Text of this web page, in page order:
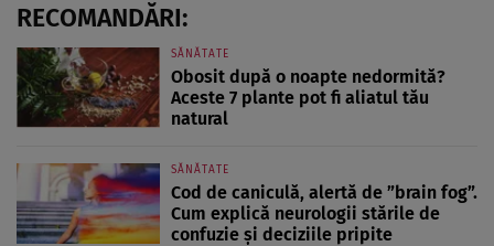
RECOMANDĂRI:
SĂNĂTATE
Obosit după o noapte nedormită?
Aceste 7 plante pot fi aliatul tău
natural
SĂNĂTATE
Cod de caniculă, alertă de ”brain fog”.
Cum explică neurologii stările de
confuzie și deciziile pripite